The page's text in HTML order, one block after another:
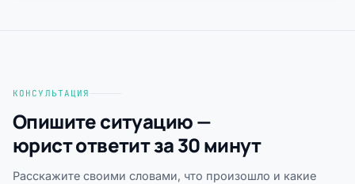
КОНСУЛЬТАЦИЯ
Опишите ситуацию —
юрист ответит за 30 минут
Расскажите своими словами, что произошло и какие